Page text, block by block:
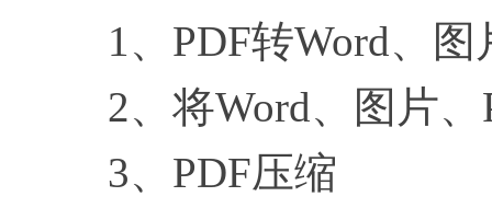
1、PDF转Word、图
2、将Word、图片、
3、PDF压缩